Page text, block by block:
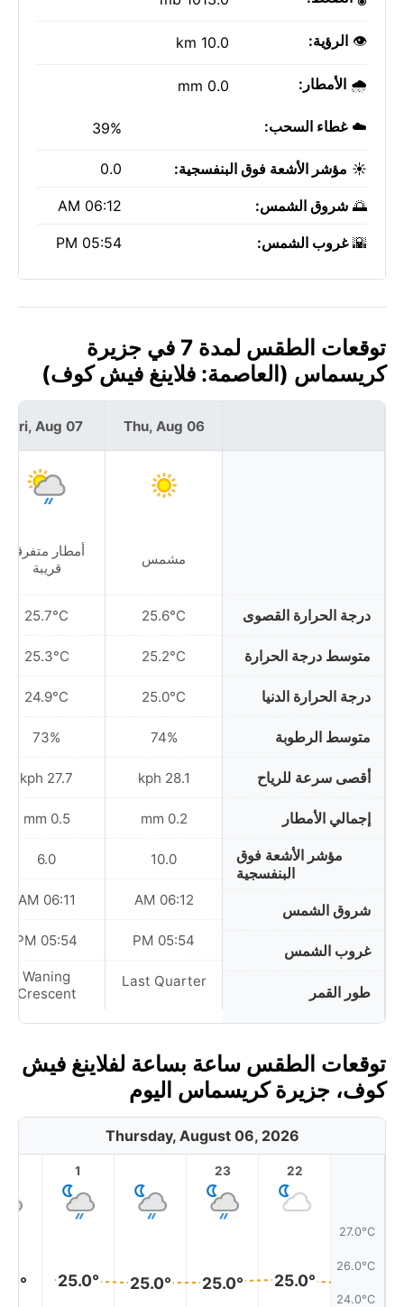
👁️ الرؤية: 10.0 km
🌧️ الأمطار: 0.0 mm
☁️غطاء السحب: 39%
☀️ مؤشر الأشعة فوق البنفسجية: 0.0
🌅 شروق الشمس: 06:12 AM
🌇غروب الشمس: 05:54 PM
توقعات الطقس لمدة 7 في جزيرة
كريسماس (العاصمة: فلاينغ فيش كوف)
درجة الحرارة القصوى
متوسط درجة الحرارة
درجة الحرارة الدنيا
متوسط الرطوبة
أقصى سرعة للرياح
إجمالي الأمطار
مؤشر الأشعة فوق
البنفسجية
شروق الشمس
غروب الشمس
طور القمر
Thu, Aug 06
مشمس
25.6°C
25.2°C
25.0°C
74%
28.1 kph
0.2 mm
10.0
06:12 AM
05:54 PM
Last Quarter
Fri, Aug 07
أمطار متفرقة
قريبة
25.7°C
25.3°C
24.9°C
73%
27.7 kph
0.5 mm
6.0
06:11 AM
05:54 PM
Waning
Crescent
توقعات الطقس ساعة بساعة لفلاينغ فيش
كوف، جزيرة كريسماس اليوم
Thursday, August 06, 2026
27.0°C
26.0°C
24.0°C
22
25.0°
23
25.0°
25.0°
1
25.0°